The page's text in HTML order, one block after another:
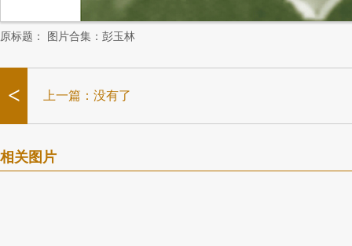
原标题： 图片合集：彭玉林
< 上一篇：没有了
相关图片